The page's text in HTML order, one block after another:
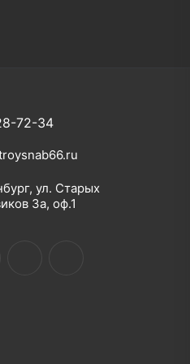
72-34
ул. Старых
3а, оф.1